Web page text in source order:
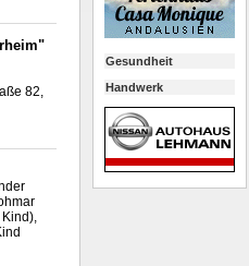
82,
Gesundheit
Handwerk